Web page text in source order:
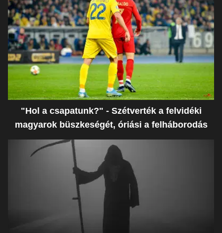
"Hol a csapatunk?" - Szétverték a felvidéki
magyarok büszkeségét, óriási a felháborodás